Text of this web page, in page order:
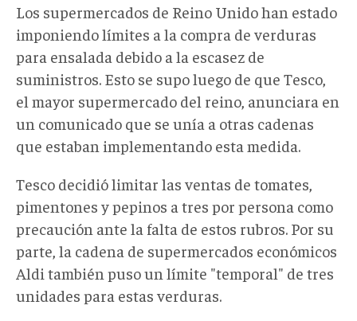
Los supermercados de Reino Unido han estado
imponiendo límites a la compra de verduras
para ensalada debido a la escasez de
suministros. Esto se supo luego de que Tesco,
el mayor supermercado del reino, anunciara en
un comunicado que se unía a otras cadenas
que estaban implementando esta medida.
Tesco decidió limitar las ventas de tomates,
pimentones y pepinos a tres por persona como
precaución ante la falta de estos rubros. Por su
parte, la cadena de supermercados económicos
Aldi también puso un límite "temporal" de tres
unidades para estas verduras.